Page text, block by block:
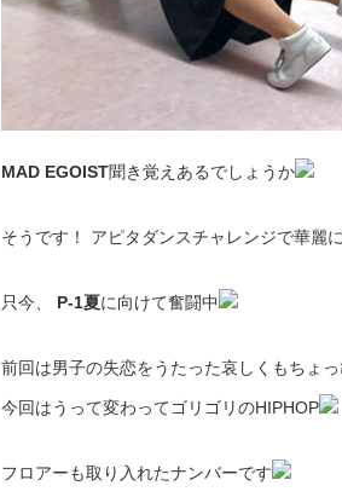
MAD EGOIST聞き覚えあるでしょうか
そうです！ アピタダンスチャレンジで華麗
只今、 P-1夏に向けて奮闘中
前回は男子の失恋をうたった哀しくもちょ
今回はうって変わってゴリゴリのHIPHOP
フロアーも取り入れたナンバーです